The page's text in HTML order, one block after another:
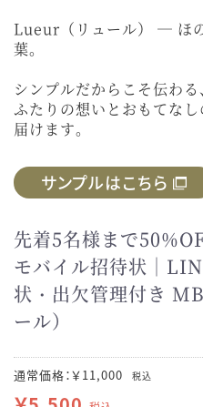
Lueur（リュール） ― ほ
葉。
シンプルだからこそ伝わる
ふたりの想いとおもてな
届けます。
サンプルはこちら
先着5名様まで
モバイル招待状｜
状・出欠管理付き
ール）
通常価格：￥11,000 税込